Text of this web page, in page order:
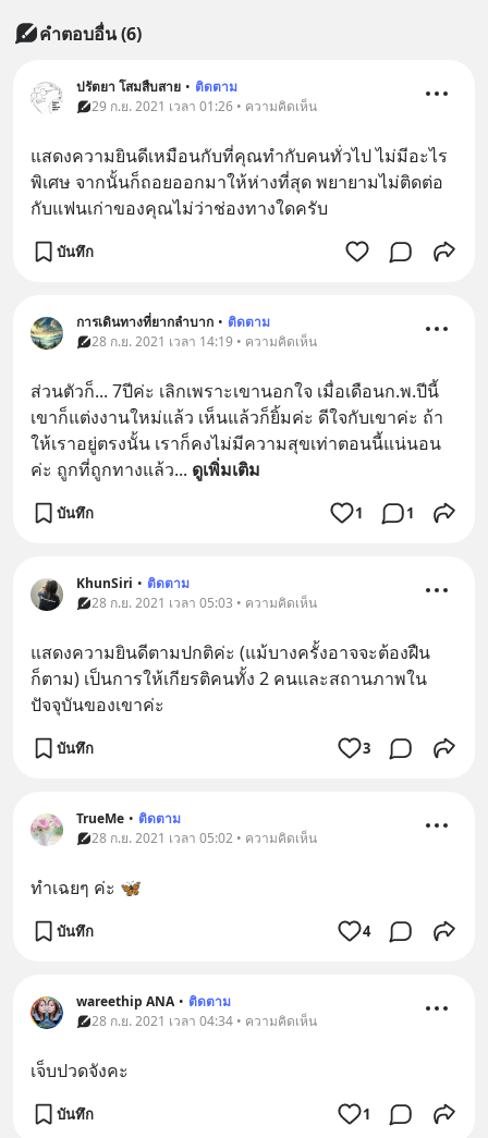
คำตอบอื่น(6)
ปรัตยา โสมสืบสาย • ติดตาม
29 ก.ย. 2021 เวลา 01:26 • ความคิดเห็น
แสดงความยินดีเหมือนกับที่คุณทำกับคนทั่วไป ไม่มีอะไร
พิเศษ จากนั้นก็ถอยออกมาให้ห่างที่สุด พยายามไม่ติดต่อ
กับแฟนเก่าของคุณไม่ว่าช่องทางใดครับ
บันทึก
การเดินทางที่ยากลำบาก • ติดตาม
28 ก.ย. 2021 เวลา 14:19 • ความคิดเห็น
ส่วนตัวก็... 7ปีค่ะ เลิกเพราะเขานอกใจ เมื่อเดือนก.พ.ปีนี้
เขาก็แต่งงานใหม่แล้ว เห็นแล้วก็ยิ้มค่ะ ดีใจกับเขาค่ะ ถ้า
ให้เราอยู่ตรงนั้น เราก็คงไม่มีความสุขเท่าตอนนี้แน่นอน
ค่ะ ถูกที่ถูกทางแล้ว... ดูเพิ่มเติม
บันทึก 1 1
KhunSiri • ติดตาม
28 ก.ย. 2021 เวลา 05:03 • ความคิดเห็น
แสดงความยินดีตามปกติค่ะ (แม้บางครั้งอาจจะต้องฝืน
ก็ตาม) เป็นการให้เกียรติคนทั้ง 2 คนและสถานภาพใน
ปัจจุบันของเขาค่ะ
บันทึก 3
TrueMe • ติดตาม
28 ก.ย. 2021 เวลา 05:02 • ความคิดเห็น
ทำเฉยๆ ค่ะ 🦋
บันทึก 4
wareethip ANA • ติดตาม
28 ก.ย. 2021 เวลา 04:34 • ความคิดเห็น
เจ็บปวดจังคะ
บันทึก 1